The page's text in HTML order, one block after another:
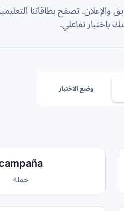
تصفح بطاقاتنا
باختبار تفاعلي.
وضع الاختبار
حملة